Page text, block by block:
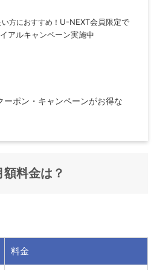
い方におすすめ！ U-NEXT会員限定で
アルキャンペーン実施中
ーポン・キャンペーンがお得な
額料金は？
料金